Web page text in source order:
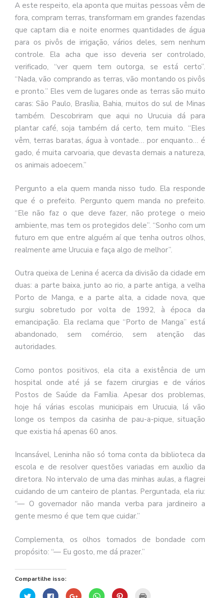
A este respeito, ela aponta que muitas pessoas vêm de
fora, compram terras, transformam em grandes fazendas
que captam dia e noite enormes quantidades de água
para os pivôs de irrigação, vários deles, sem nenhum
controle. Ela acha que isso deveria ser controlado,
verificado, “ver quem tem outorga, se está certo”.
“Nada, vão comprando as terras, vão montando os pivôs
e pronto.” Eles vem de lugares onde as terras são muito
caras: São Paulo, Brasília, Bahia, muitos do sul de Minas
também. Descobriram que aqui no Urucuia dá para
plantar café, soja também dá certo, tem muito. “Eles
vêm, terras baratas, água à vontade… por enquanto… é
gado, é muita carvoaria, que devasta demais a natureza,
os animais adoecem.”
Pergunto a ela quem manda nisso tudo. Ela responde
que é o prefeito. Pergunto quem manda no prefeito.
“Ele não faz o que deve fazer, não protege o meio
ambiente, mas tem os protegidos dele”. “Sonho com um
futuro em que entre alguém aí que tenha outros olhos,
realmente ame Urucuia e faça algo de melhor”.
Outra queixa de Lenina é acerca da divisão da cidade em
duas: a parte baixa, junto ao rio, a parte antiga, a velha
Porto de Manga, e a parte alta, a cidade nova, que
surgiu sobretudo por volta de 1992, à época da
emancipação. Ela reclama que “Porto de Manga” está
abandonado, sem comércio, sem atenção das
autoridades.
Como pontos positivos, ela cita a existência de um
hospital onde até já se fazem cirurgias e de vários
Postos de Saúde da Família. Apesar dos problemas,
hoje há várias escolas municipais em Urucuia, lá vão
longe os tempos da casinha de pau-a-pique, situação
que existia há apenas 60 anos.
Incansável, Leninha não só toma conta da biblioteca da
escola e de resolver questões variadas em auxílio da
diretora. No intervalo de uma das minhas aulas, a flagrei
cuidando de um canteiro de plantas. Perguntada, ela riu:
“— O governador não manda verba para jardineiro a
gente mesmo é que tem que cuidar.”
Complementa, os olhos tomados de bondade com
propósito: “— Eu gosto, me dá prazer.”
Compartilhe isso:
Clique Clique CompartilheClique Clique